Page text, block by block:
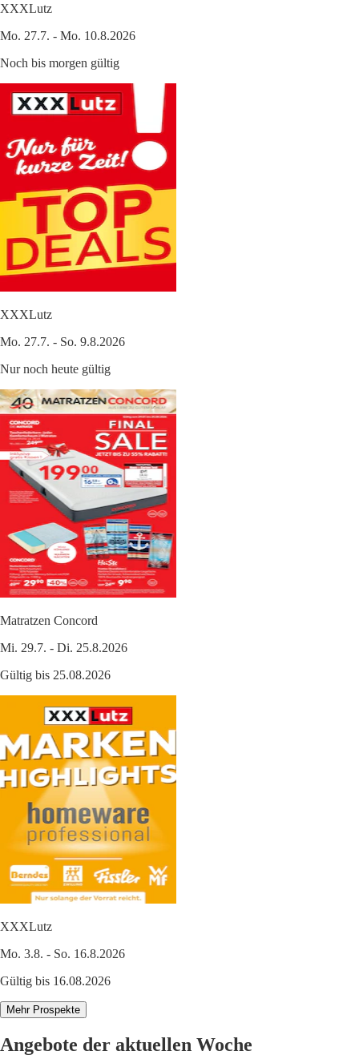
XXXLutz
Mo. 27.7. - Mo. 10.8.2026
Noch bis morgen gültig
XXXLutz
Mo. 27.7. - So. 9.8.2026
Nur noch heute gültig
Matratzen Concord
Mi. 29.7. - Di. 25.8.2026
Gültig bis 25.08.2026
XXXLutz
Mo. 3.8. - So. 16.8.2026
Gültig bis 16.08.2026
Mehr Prospekte
Angebote der aktuellen Woche